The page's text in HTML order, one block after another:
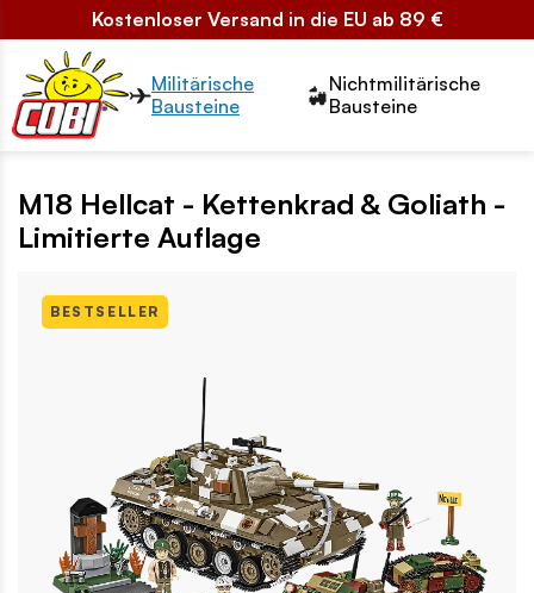
Kostenloser Versand in die EU ab 89 €
Przełącznik segmentów2
Militärische
Bausteine
Nichtmilitärische
Bausteine
M18 Hellcat - Kettenkrad & Goliath -
Limitierte Auflage
BESTSELLER